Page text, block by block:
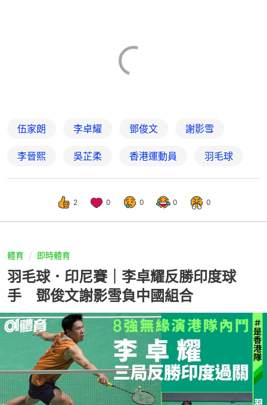
伍家朗 李卓耀 鄧俊文 謝影雪
李晉熙 吳芷柔 香港運動員 羽毛球
2 0 0 0 0
體育 即時體育
羽毛球．印尼賽｜李卓耀反勝印度球
手 鄧俊文謝影雪負中國組合